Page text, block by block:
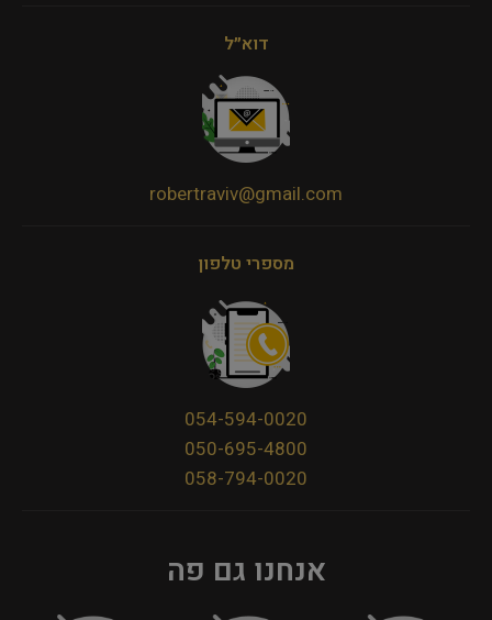
דוא״ל
robertraviv@gmail.com
מספרי טלפון
054-594-0020
050-695-4800
058-794-0020
אנחנו גם פה